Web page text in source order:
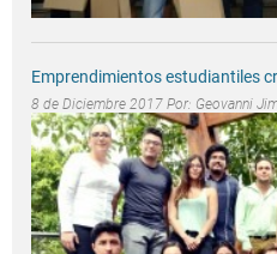
Emprendimientos estudiantiles
8 de Diciembre 2017 Por: Geovanni